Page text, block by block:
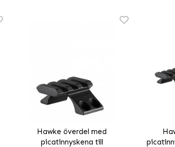
Hawke överdel med
picatinnyskena till